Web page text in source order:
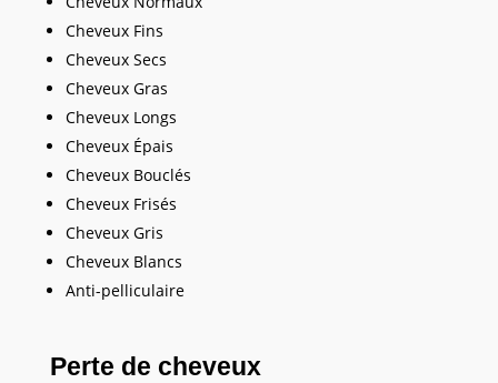
Cheveux Fins
Cheveux Secs
Cheveux Gras
Cheveux Longs
Cheveux Épais
Cheveux Bouclés
Cheveux Frisés
Cheveux Gris
Cheveux Blancs
Anti-pelliculaire
Perte de cheveux